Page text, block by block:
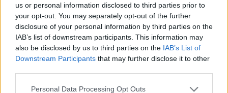
us or personal information disclosed to third parties prior to
your opt-out. You may separately opt-out of the further
disclosure of your personal information by third parties on the
IAB’s list of downstream participants. This information may
also be disclosed by us to third parties on the IAB’s List of
Downstream Participants that may further disclose it to other
Please note that this website/app uses one or more Google
Personal Data Processing Opt Outs
Καιρός: Τοπικά στους 38°C η θερμοκρασία –
Βοριάδες έως και 7 μποφόρ πρόσκαιρα
6/08/2026 - 8:08πμ